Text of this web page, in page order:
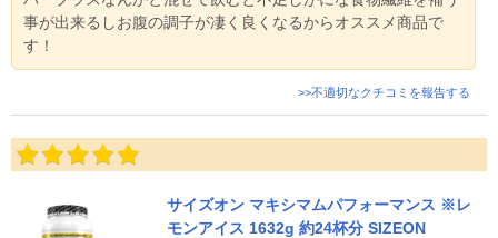
事が出来るしお腹の調子が凄く良くなるからオススメ商品で
す！
>>不適切なクチコミを報告する
サイズオン マキシマムパフォーマンス ※レ
モンアイス 1632g 約24杯分 SIZEON